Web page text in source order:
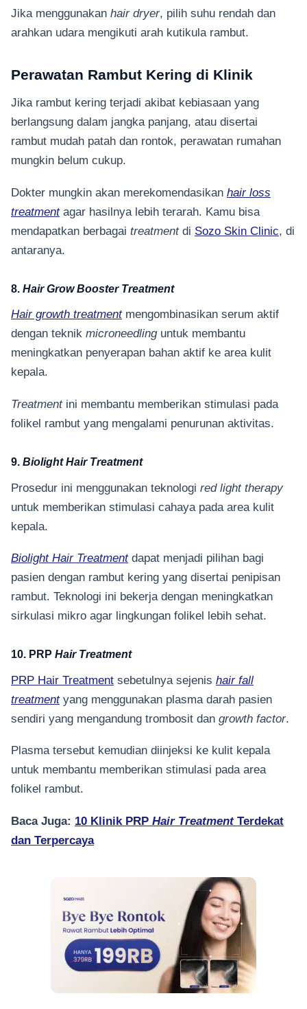
Jika menggunakan hair dryer, pilih suhu rendah dan
arahkan udara mengikuti arah kutikula rambut.
Perawatan Rambut Kering di Klinik
Jika rambut kering terjadi akibat kebiasaan yang
berlangsung dalam jangka panjang, atau disertai
rambut mudah patah dan rontok, perawatan rumahan
mungkin belum cukup.
Dokter mungkin akan merekomendasikan hair loss
treatmentagar hasilnya lebih terarah. Kamu bisa
mendapatkan berbagai treatment di Sozo Skin Clinic, di
antaranya.
8. Hair Grow Booster Treatment
Hair growth treatmentmengombinasikan serum aktif
dengan teknik microneedlinguntuk membantu
meningkatkan penyerapan bahan aktif ke area kulit
kepala.
Treatment ini membantu memberikan stimulasi pada
folikel rambut yang mengalami penurunan aktivitas.
9. Biolight Hair Treatment
Prosedur ini menggunakan teknologi red light therapy
untuk memberikan stimulasi cahaya pada area kulit
kepala.
Biolight Hair Treatmentdapat menjadi pilihan bagi
pasien dengan rambut kering yang disertai penipisan
rambut. Teknologi ini bekerja dengan meningkatkan
sirkulasi mikro agar lingkungan folikel lebih sehat.
10. PRP Hair Treatment
PRP Hair Treatment sebetulnya sejenis hair fall
treatmentyang menggunakan plasma darah pasien
sendiri yang mengandung trombosit dan growth factor.
Plasma tersebut kemudian diinjeksi ke kulit kepala
untuk membantu memberikan stimulasi pada area
folikel rambut.
Baca Juga: 10 Klinik PRP Hair Treatment Terdekat
dan Terpercaya